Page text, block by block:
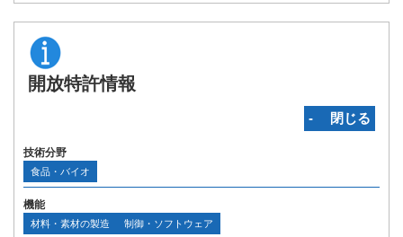
開放特許情報
‐ 閉じる
技術分野
食品・バイオ
機能
材料・素材の製造 制御・ソフトウェア